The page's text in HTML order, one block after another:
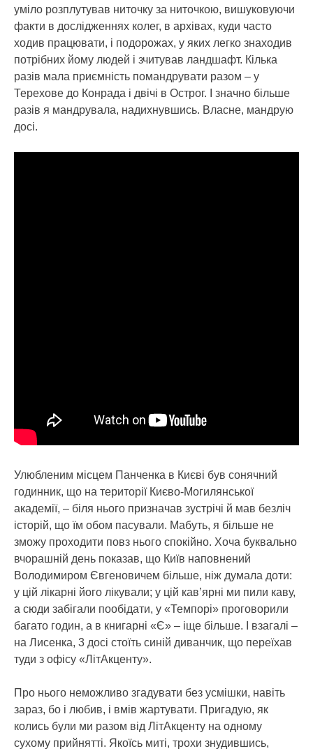
уміло розплутував ниточку за ниточкою, вишуковуючи
факти в дослідженнях колег, в архівах, куди часто
ходив працювати, і подорожах, у яких легко знаходив
потрібних йому людей і зчитував ландшафт. Кілька
разів мала приємність помандрувати разом – у
Терехове до Конрада і двічі в Острог. І значно більше
разів я мандрувала, надихнувшись. Власне, мандрую
досі.
Улюбленим місцем Панченка в Києві був сонячний
годинник, що на території Києво-Могилянської
академії, – біля нього призначав зустрічі й мав безліч
історій, що їм обом пасували. Мабуть, я більше не
зможу проходити повз нього спокійно. Хоча буквально
вчорашній день показав, що Київ наповнений
Володимиром Євгеновичем більше, ніж думала доти:
у цій лікарні його лікували; у цій кав’ярні ми пили каву,
а сюди забігали пообідати, у «Темпорі» проговорили
багато годин, а в книгарні «Є» – іще більше. І взагалі –
на Лисенка, 3 досі стоїть синій диванчик, що переїхав
туди з офісу «ЛітАкценту».
Про нього неможливо згадувати без усмішки, навіть
зараз, бо і любив, і вмів жартувати. Пригадую, як
колись були ми разом від ЛітАкценту на одному
сухому прийнятті. Якоїсь миті, трохи знудившись,